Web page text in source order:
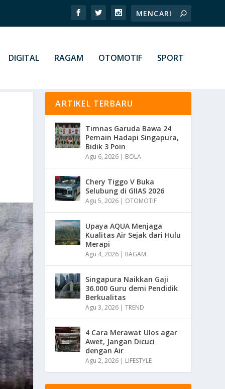
DIGITAL RAGAM OTOMOTIF SPORT
ARTIKEL TERBARU
Timnas Garuda Bawa 24
Pemain Hadapi Singapura,
Bidik 3 Poin
Agu 6, 2026 | BOLA
Chery Tiggo V Buka
Selubung di GIIAS 2026
Agu 5, 2026 | OTOMOTIF
Upaya AQUA Menjaga
Kualitas Air Sejak dari Hulu
Merapi
Agu 4, 2026 | RAGAM
Singapura Naikkan Gaji
36.000 Guru demi Pendidik
Berkualitas
Agu 3, 2026 |TREND
4 Cara Merawat Ulos agar
Awet, Jangan Dicuci
dengan Air
Agu 2, 2026 | LIFESTYLE